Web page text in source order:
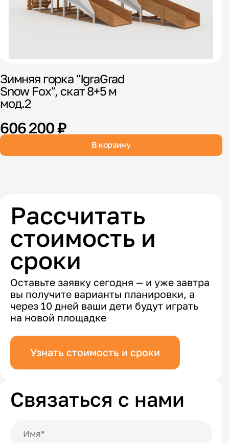
Зимняя горка "IgraGrad
Snow Fox", скат 8+5 м
мод.2
606 200 ₽
В корзину
Рассчитать
стоимость и
сроки
Оставьте заявку сегодня — и уже завтра
вы получите варианты планировки, а
через 10 дней ваши дети будут играть
на новой площадке
Узнать стоимость и сроки
Связаться с нами